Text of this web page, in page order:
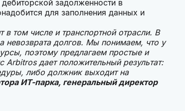
задолженности в
для заполнения данных и
том числе и транспортной отрасли. В
долгов. Мы понимаем, что у
поэтому предлагаем простые и
дает положительный результат:
либо должник выходит на
ИТ-парка, генеральный директор